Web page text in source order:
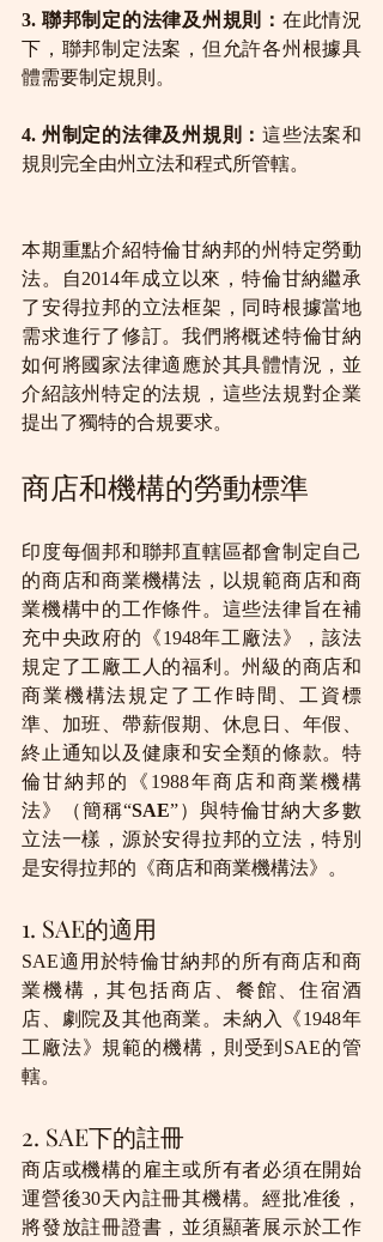
3. 聯邦制定的法律及州規則： 在此情況
下，聯邦制定法案，但允許各州根據具
體需要制定規則。
4. 州制定的法律及州規則： 這些法案和
規則完全由州立法和程式所管轄。
本期重點介紹特倫甘納邦的州特定勞動
法。自2014年成立以來，特倫甘納繼承
了安得拉邦的立法框架，同時根據當地
需求進行了修訂。我們將概述特倫甘納
如何將國家法律適應於其具體情況，並
介紹該州特定的法規，這些法規對企業
提出了獨特的合規要求。
商店和機構的勞動標準
印度每個邦和聯邦直轄區都會制定自己
的商店和商業機構法，以規範商店和商
業機構中的工作條件。這些法律旨在補
充中央政府的《1948年工廠法》，該法
規定了工廠工人的福利。州級的商店和
商業機構法規定了工作時間、工資標
準、加班、帶薪假期、休息日、年假、
終止通知以及健康和安全類的條款。特
倫甘納邦的《1988年商店和商業機構
法》（簡稱“SAE”）與特倫甘納大多數
立法一樣，源於安得拉邦的立法，特別
是安得拉邦的《商店和商業機構法》。
1. SAE的適用
SAE適用於特倫甘納邦的所有商店和商
業機構，其包括商店、餐館、住宿酒
店、劇院及其他商業。未納入《1948年
工廠法》規範的機構，則受到SAE的管
轄。
2. SAE下的註冊
商店或機構的雇主或所有者必須在開始
運營後30天內註冊其機構。經批准後，
將發放註冊證書，並須顯著展示於工作